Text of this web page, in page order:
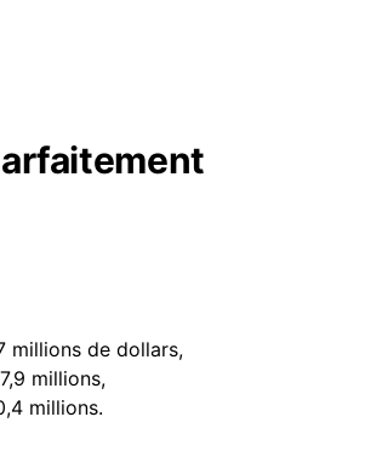
millions de dollars,
millions,
millions.